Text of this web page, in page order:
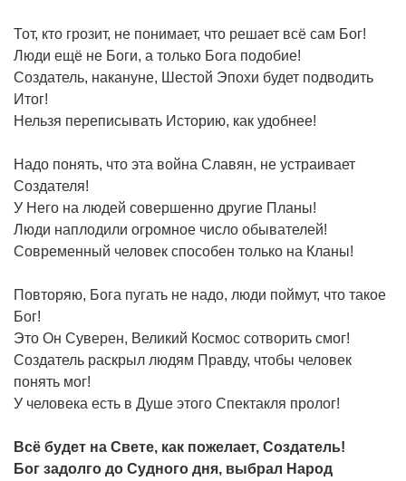
Тот, кто грозит, не понимает, что решает всё сам Бог!
Люди ещё не Боги, а только Бога подобие!
Создатель, накануне, Шестой Эпохи будет подводить
Итог!
Нельзя переписывать Историю, как удобнее!
Надо понять, что эта война Славян, не устраивает
Создателя!
У Него на людей совершенно другие Планы!
Люди наплодили огромное число обывателей!
Современный человек способен только на Кланы!
Повторяю, Бога пугать не надо, люди поймут, что такое
Бог!
Это Он Суверен, Великий Космос сотворить смог!
Создатель раскрыл людям Правду, чтобы человек
понять мог!
У человека есть в Душе этого Спектакля пролог!
Всё будет на Свете, как пожелает, Создатель!
Бог задолго до Судного дня, выбрал Народ